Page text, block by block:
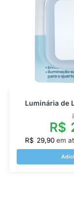
Luminária de
R$
R$ 29,90 em